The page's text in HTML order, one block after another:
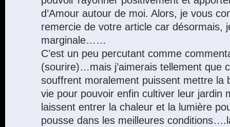
d’Amour autour de moi. Alors, je vous
remercie de votre article car désormais,
marginale……
C’est un peu percutant comme
(sourire)…mais j’aimerais tellement que
souffrent moralement puissent mettre la
vie pour pouvoir enfin cultiver leur jardin
laissent entrer la chaleur et la lumière
pousse dans les meilleures